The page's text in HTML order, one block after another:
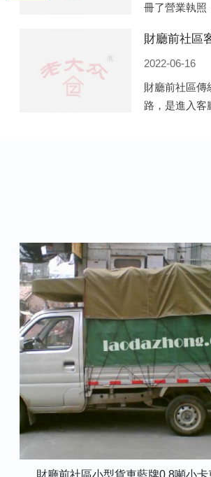
冊了營業執照
筍般遍地開花
財廳前社區
2022-06-16
財廳前社區傳
路，是進入客
財廳前社區小型貨車藍牌0.8噸小卡